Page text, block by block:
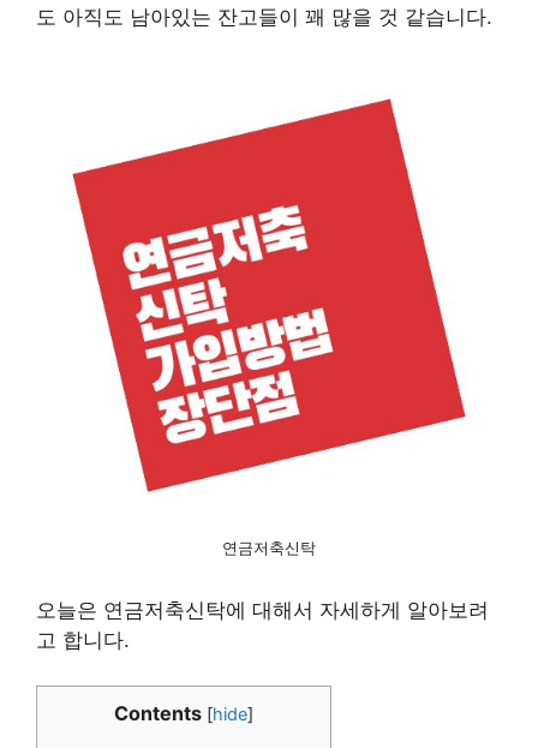
도 아직도 남아있는 잔고들이 꽤 많을 것 같습니다.
연금저축신탁
오늘은 연금저축신탁에 대해서 자세하게 알아보려
고 합니다.
Contents [hide]